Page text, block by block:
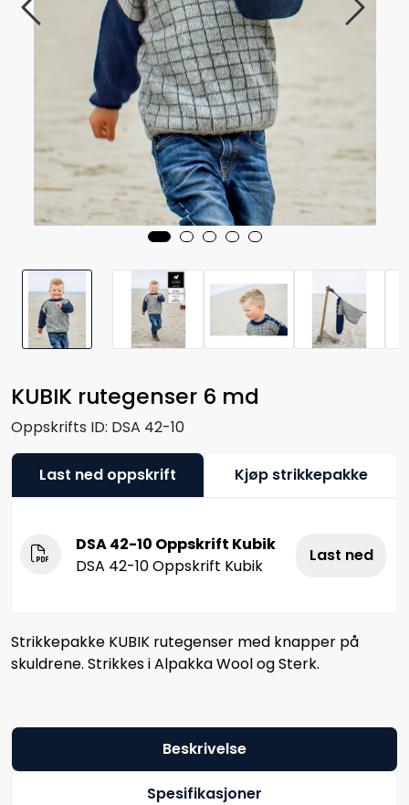
KUBIK rutegenser 6 md
Oppskrifts ID: DSA 42-10
Last ned oppskrift Kjøp strikkepakke
DSA 42-10 Oppskrift Kubik
DSA 42-10 Oppskrift Kubik
Last ned
Strikkepakke KUBIK rutegenser med knapper på
skuldrene. Strikkes i Alpakka Wool og Sterk.
Beskrivelse
Spesifikasjoner